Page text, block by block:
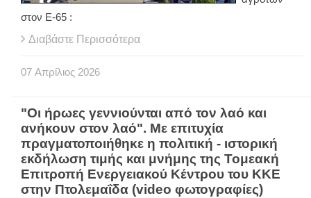
στον Ε-65 :
Διαβάστε Περισσότερα
07 Απρίλιος 2026
"Οι ήρωες γεννιούνται από τον λαό και
ανήκουν στον λαό". Με επιτυχία
πραγματοποιήθηκε η πολιτική - ιστορική
εκδήλωση τιμής και μνήμης της Τομεακή
Επιτροπή Ενεργειακού Κέντρου του ΚΚΕ
στην Πτολεμαΐδα (video φωτογραφίες)